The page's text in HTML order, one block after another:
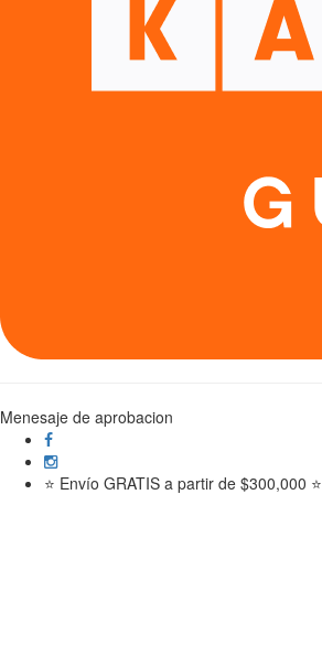
Menesaje de aprobacion
⭐ Envío GRATIS a partir de $300,000 ⭐